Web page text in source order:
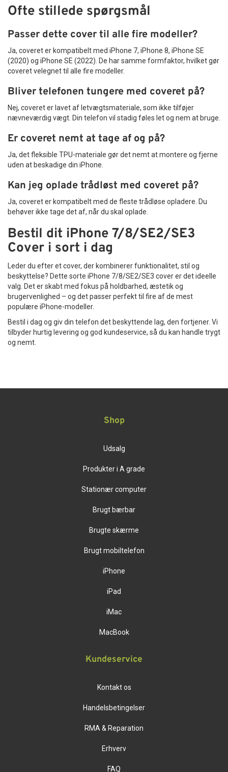
Ofte stillede spørgsmål
Passer dette cover til alle fire modeller?
Ja, coveret er kompatibelt med iPhone 7, iPhone 8, iPhone SE
(2020) og iPhone SE (2022). De har samme formfaktor, hvilket gør
coveret velegnet til alle fire modeller.
Bliver telefonen tungere med coveret på?
Nej, coveret er lavet af letvægtsmateriale, som ikke tilføjer
nævneværdig vægt. Din telefon vil stadig føles let og nem at bruge.
Er coveret nemt at tage af og på?
Ja, det fleksible TPU-materiale gør det nemt at montere og fjerne
uden at beskadige din iPhone.
Kan jeg oplade trådløst med coveret på?
Ja, coveret er kompatibelt med de fleste trådløse opladere. Du
behøver ikke tage det af, når du skal oplade.
Bestil dit iPhone 7/8/SE2/SE3
Cover i sort i dag
Leder du efter et cover, der kombinerer funktionalitet, stil og
beskyttelse? Dette sorte iPhone 7/8/SE2/SE3 cover er det ideelle
valg. Det er skabt med fokus på holdbarhed, æstetik og
brugervenlighed – og det passer perfekt til fire af de mest
populære iPhone-modeller.
Bestil i dag og giv din telefon det beskyttende lag, den fortjener. Vi
tilbyder hurtig levering og god kundeservice, så du kan handle trygt
og nemt.
Shop
Udsalg
Produkter i A grade
Stationær computer
Brugt bærbar
Brugte skærme
Brugt mobiltelefon
iPhone
iPad
iMac
MacBook
Kundeservice
Kontakt os
Handelsbetingelser
RMA & Reparation
Erhverv
FAQ